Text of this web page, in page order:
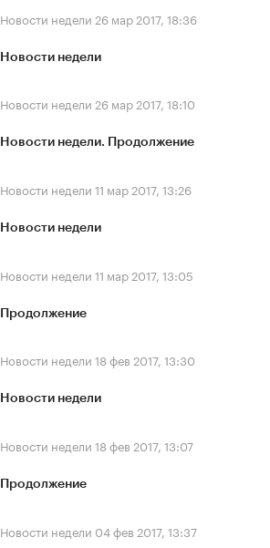
Новости недели 26 мар 2017, 18:36
Новости недели
Новости недели 26 мар 2017, 18:10
Новости недели. Продолжение
Новости недели 11 мар 2017, 13:26
Новости недели
Новости недели 11 мар 2017, 13:05
Продолжение
Новости недели 18 фев 2017, 13:30
Новости недели
Новости недели 18 фев 2017, 13:07
Продолжение
Новости недели 04 фев 2017, 13:37